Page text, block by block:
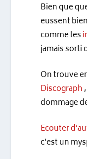
Bien que
eussent
comme les
jamais sorti
On trouve
Discograph
dommage
Ecouter
c’est un